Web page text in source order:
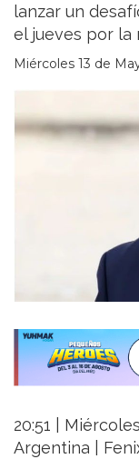
lanzar un
el jueves por la
Miércoles 13 de
20:51 |
Argentina |